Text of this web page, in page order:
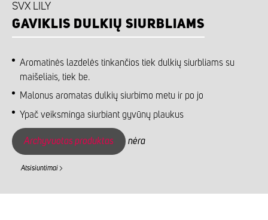
SVX LILY
GAVIKLIS DULKIŲ SIURBLIAMS
Aromatinės lazdelės tinkančios tiek dulkių siurbliams su
maišeliais, tiek be.
Malonus aromatas dulkių siurbimo metu ir po jo
Ypač veiksminga siurbiant gyvūnų plaukus
Archyvuotas produktas nėra
Atsisiuntimai